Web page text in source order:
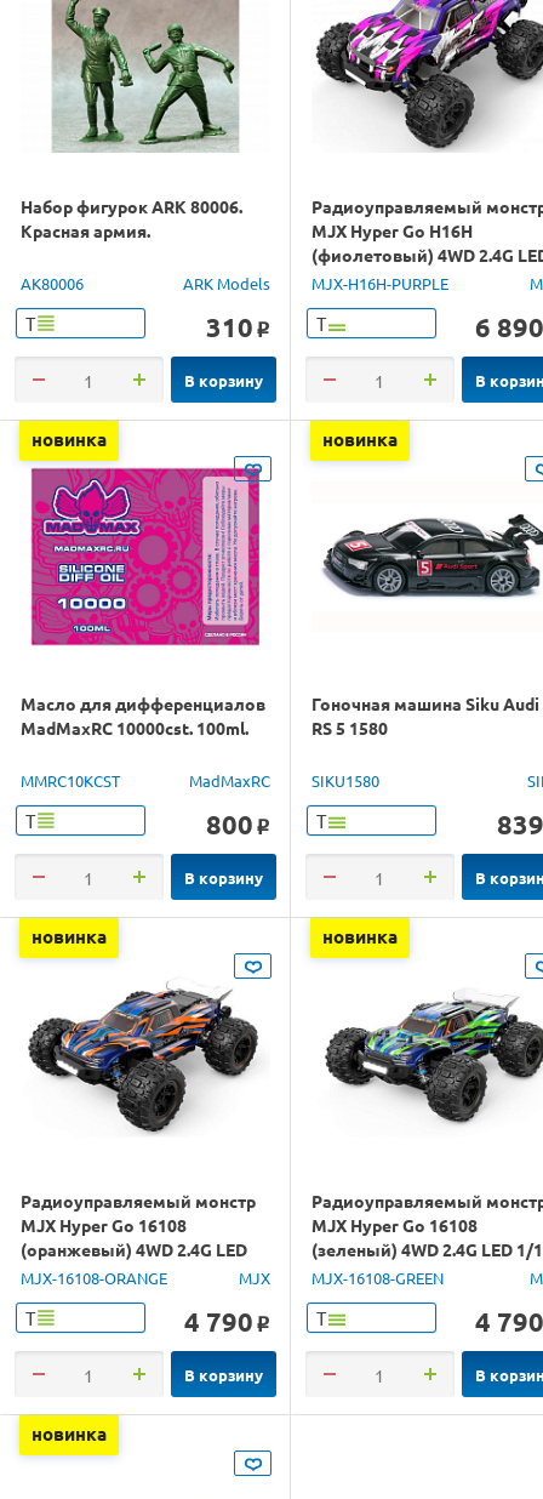
Набор фигурок ARK 80006.
Красная армия.
AK80006 ARK Models
Т 310 o
В корзину
Радиоуправляемый
MJX Hyper Go H16H
(фиолетовый) 4WD 2.4G
GPS 1/16 RTR
MJX-H16H-PURPLE
Т 6 890
В
новинка
Масло для дифференциалов
MadMaxRC 10000cst. 100ml.
MMRC10KCST MadMaxRC
Т 800 o
В корзину
новинка
Гоночная машина Siku Audi
RS 5 1580
SIKU1580
Т 839
В
новинка
Радиоуправляемый монстр
MJX Hyper Go 16108
(оранжевый) 4WD 2.4G LED
1/16 RTR
MJX-16108-ORANGE MJX
Т 4 790 o
В корзину
новинка
Радиоуправляемый
MJX Hyper Go 16108
(зеленый) 4WD 2.4G LED 1/
RTR
MJX-16108-GREEN
Т 4 790
В
новинка